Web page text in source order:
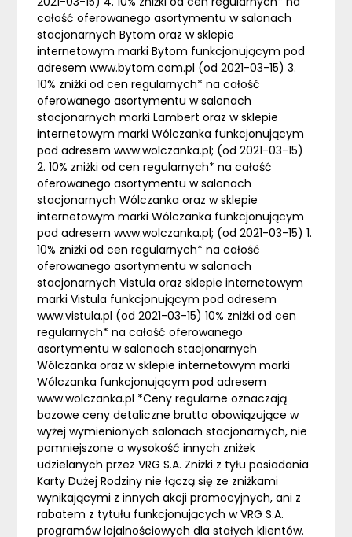
całość oferowanego asortymentu w salonach
stacjonarnych Bytom oraz w sklepie
internetowym marki Bytom funkcjonującym pod
adresem www.bytom.com.pl (od 2021-03-15) 3.
10% zniżki od cen regularnych* na całość
oferowanego asortymentu w salonach
stacjonarnych marki Lambert oraz w sklepie
internetowym marki Wólczanka funkcjonującym
pod adresem www.wolczanka.pl; (od 2021-03-15)
2. 10% zniżki od cen regularnych* na całość
oferowanego asortymentu w salonach
stacjonarnych Wólczanka oraz w sklepie
internetowym marki Wólczanka funkcjonującym
pod adresem www.wolczanka.pl; (od 2021-03-15) 1.
10% zniżki od cen regularnych* na całość
oferowanego asortymentu w salonach
stacjonarnych Vistula oraz sklepie internetowym
marki Vistula funkcjonującym pod adresem
www.vistula.pl (od 2021-03-15) 10% zniżki od cen
regularnych* na całość oferowanego
asortymentu w salonach stacjonarnych
Wólczanka oraz w sklepie internetowym marki
Wólczanka funkcjonującym pod adresem
www.wolczanka.pl *Ceny regularne oznaczają
bazowe ceny detaliczne brutto obowiązujące w
wyżej wymienionych salonach stacjonarnych, nie
pomniejszone o wysokość innych zniżek
udzielanych przez VRG S.A. Zniżki z tyłu posiadania
Karty Dużej Rodziny nie łączą się ze zniżkami
wynikającymi z innych akcji promocyjnych, ani z
rabatem z tytułu funkcjonujących w VRG S.A.
programów lojalnościowych dla stałych klientów.